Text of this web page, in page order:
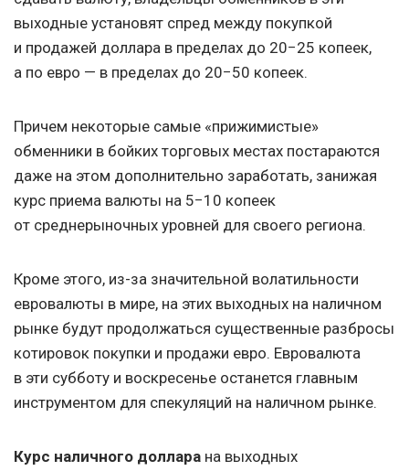
выходные установят спред между покупкой
и продажей доллара в пределах до 20−25 копеек,
а по евро — в пределах до 20−50 копеек.
Причем некоторые самые «прижимистые»
обменники в бойких торговых местах постараются
даже на этом дополнительно заработать, занижая
курс приема валюты на 5−10 копеек
от среднерыночных уровней для своего региона.
Кроме этого, из-за значительной волатильности
евровалюты в мире, на этих выходных на наличном
рынке будут продолжаться существенные разбросы
котировок покупки и продажи евро. Евровалюта
в эти субботу и воскресенье останется главным
инструментом для спекуляций на наличном рынке.
Курс наличного доллара на выходных